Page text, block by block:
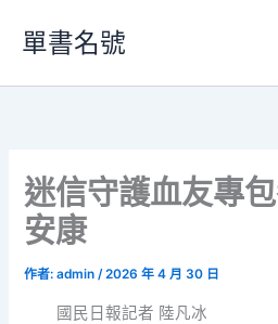
要
單書名號
迷信守護血友專
安康
作者:admin/2026 年 4 月 30 日
國民日報記者 陸凡冰